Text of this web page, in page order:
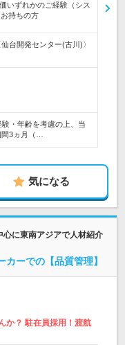
いずれかのご経験（シス
持ちの方
台開発センター(古川)〉
・年齢を考慮の上、当
3ヵ月（…
気になる
に東南アジアで人材紹介
ーでの【品質管理】
か？ 駐在員採用！渡航